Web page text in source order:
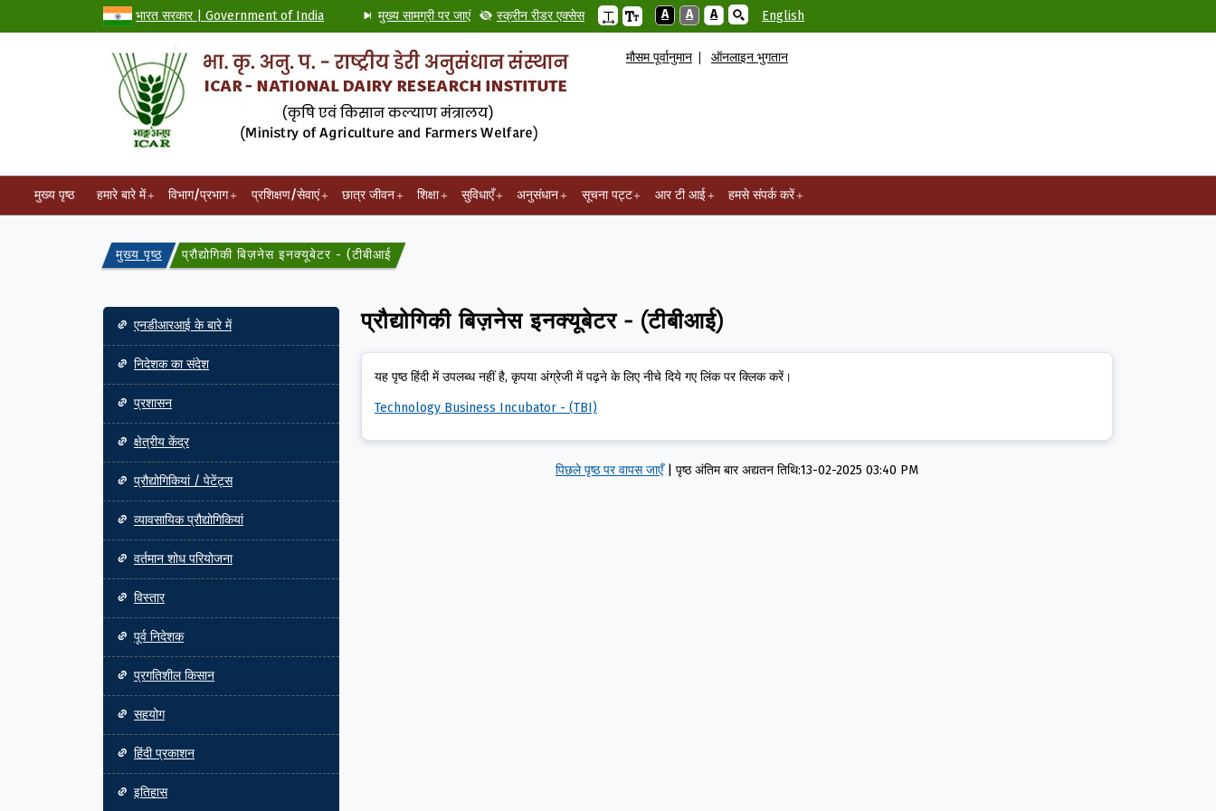
भारत सरकार | Government of India मुख्य सामग्री पर जाएं स्क्रीन रीडर एक्सेस A A A English
मौसम पूर्वानुमान ऑनलाइन भुगतान
मुख्य पृष्ठ हमारे बारे में विभाग/प्रभाग प्रशिक्षण/सेवाएं छात्र जीवन शिक्षा सुविधाएँ अनुसंधान सूचना पट्ट आर टी आई हमसे संपर्क करें
मुख्य पृष्ठ प्रौद्योगिकी बिज़नेस इनक्यूबेटर - (टीबीआई)
Main navigation
एनडीआरआई के बारे में
निदेशक का संदेश
प्रशासन
क्षेत्रीय केंद्र
प्रौद्योगिकियां / पेटेंट्स
व्यावसायिक प्रौद्योगिकियां
वर्तमान शोध परियोजना
विस्तार
पूर्व निदेशक
प्रगतिशील किसान
सहयोग
हिंदी प्रकाशन
इतिहास
प्रौद्योगिकी बिज़नेस इनक्यूबेटर - (टीबीआई)
यह पृष्ठ हिंदी में उपलब्ध नहीं है, कृपया अंग्रेजी में पढ़ने के लिए नीचे दिये गए लिंक पर क्लिक करें।
Technology Business Incubator - (TBI)
पिछले पृष्ठ पर वापस जाएँ पृष्ठ अंतिम बार अद्यतन तिथि:13-02-2025 03:40 PM